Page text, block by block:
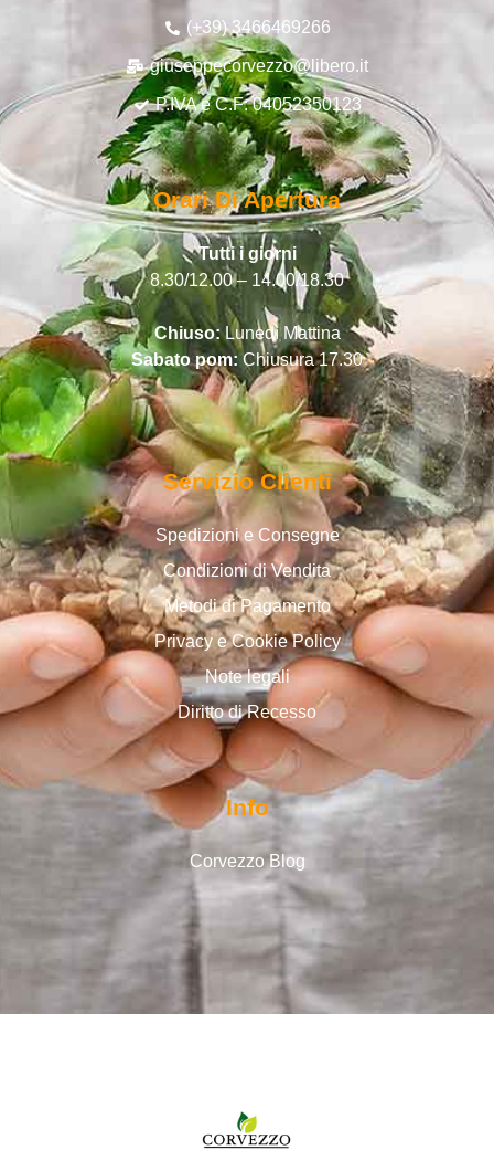
(+39) 3466469266
giuseppecorvezzo@libero.it
P.IVA e C.F: 04052350123
Orari Di Apertura
Tutti i giorni
8.30/12.00 – 14.00/18.30
Chiuso:Lunedì Mattina
Sabato pom:Chiusura 17.30
Servizio Clienti
Spedizioni e Consegne
Condizioni di Vendita
Metodi di Pagamento
Privacy e Cookie Policy
Note legali
Diritto di Recesso
Info
Corvezzo Blog